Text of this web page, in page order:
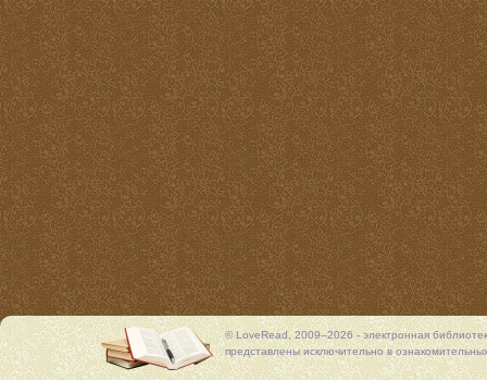
© LoveRead, 2009–2026 - электронная
представлены исключительно в